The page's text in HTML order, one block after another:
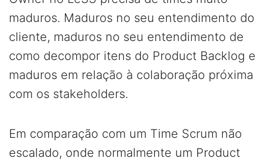
maduros. Maduros no seu entendimento do
cliente, maduros no seu entendimento de
como decompor itens do Product Backlog e
maduros em relação à colaboração próxima
com os stakeholders.
Em comparação com um Time Scrum não
escalado, onde normalmente um Product